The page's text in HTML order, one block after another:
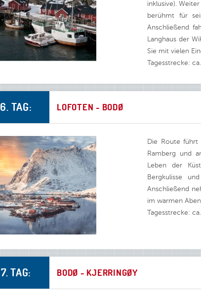
inklusive).
berühmt für
Anschließend
Langhaus der
Sie mit vielen
Tagesstrecke:
6. TAG: LOFOTEN - BODØ
Die Route führt
Ramberg und
Leben der
Bergkulisse
Anschließend
im warmen
Tagesstrecke:
7. TAG: BODØ - KJERRINGØY